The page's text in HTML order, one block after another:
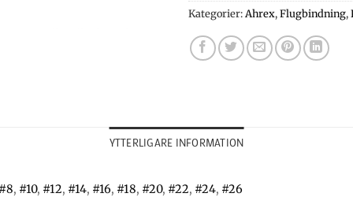
Kategorier: Ahrex,Flugbindning,
YTTERLIGARE INFORMATION
, #10, #12, #14, #16, #18, #20, #22, #24, #26